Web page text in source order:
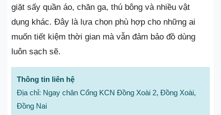
giặt sấy quần áo, chăn ga, thú bông và nhiều vật
dụng khác. Đây là lựa chọn phù hợp cho những ai
muốn tiết kiệm thời gian mà vẫn đảm bảo đồ dùng
luôn sạch sẽ.
Thông tin liên hệ
Địa chỉ: Ngay chân Cổng KCN Đồng Xoài 2, Đồng Xoài,
Đồng Nai